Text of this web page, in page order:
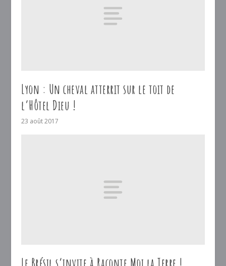
Lyon : Un cheval atterrit sur le toit de
l’Hôtel Dieu !
23 août 2017